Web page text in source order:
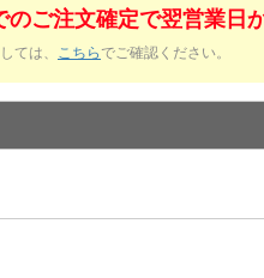
ご注文確定で翌営業日
ては、 こちら でご確認ください。